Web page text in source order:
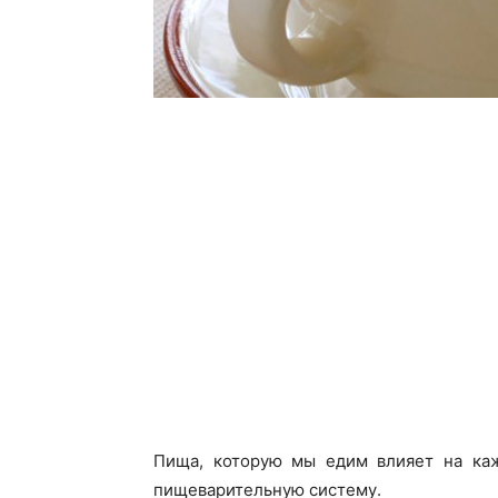
Пища, которую мы едим влияет на
пищеварительную систему.